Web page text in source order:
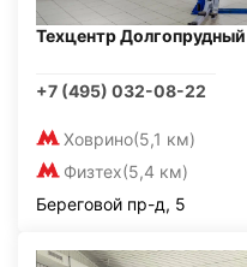
Техцентр Долгопрудный
+7 (495) 032-08-22
Ховрино(5,1 км)
Физтех(5,4 км)
Береговой пр-д, 5